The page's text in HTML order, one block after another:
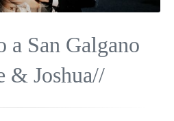
San Galgano
& Joshua//